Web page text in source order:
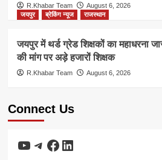
R.Khabar Team
August 6, 2026
जयपुर
ब्रेकिंग न्यूज राजस्थान
जयपुर में थर्ड ग्रेड शिक्षकों का महाधरना
की मांग पर अड़े हजारों शिक्षक
R.Khabar Team August 6, 2026
Connect Us
YouTube
Telegram
Facebook
LinkedIn